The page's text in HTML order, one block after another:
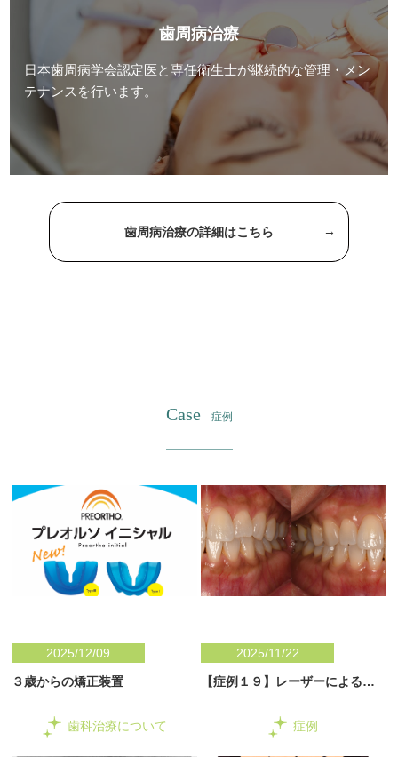
歯周病治療
日本歯周病学会認定医と専任衛生士が継続的な管理・メン
テナンスを行います。
歯周病治療の詳細はこちら
Case 症例
2025/12/09
３歳からの矯正装置
歯科治療について
2025/11/22
【症例１９】レーザーによる歯
症例